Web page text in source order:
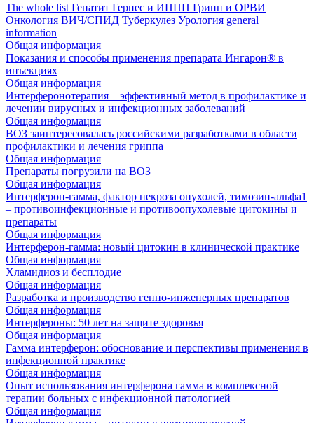
The whole list Гепатит Герпес и ИППП Грипп и ОРВИ
Онкология ВИЧ/СПИД Туберкулез Урология general
information
Общая информация
Показания и способы применения препарата Ингарон® в
инъекциях
Общая информация
Интерферонотерапия – эффективный метод в профилактике и
лечении вирусных и инфекционных заболеваний
Общая информация
ВОЗ заинтересовалась российскими разработками в области
профилактики и лечения гриппа
Общая информация
Препараты погрузили на ВОЗ
Общая информация
Интерферон-гамма, фактор некроза опухолей, тимозин-альфа1
– противоинфекционные и противоопухолевые цитокины и
препараты
Общая информация
Интерферон-гамма: новый цитокин в клинической практике
Общая информация
Хламидиоз и бесплодие
Общая информация
Разработка и производство генно-инженерных препаратов
Общая информация
Интерфероны: 50 лет на защите здоровья
Общая информация
Гамма интерферон: обоснование и перспективы применения в
инфекционной практике
Общая информация
Опыт использования интерферона гамма в комплексной
терапии больных с инфекционной патологией
Общая информация